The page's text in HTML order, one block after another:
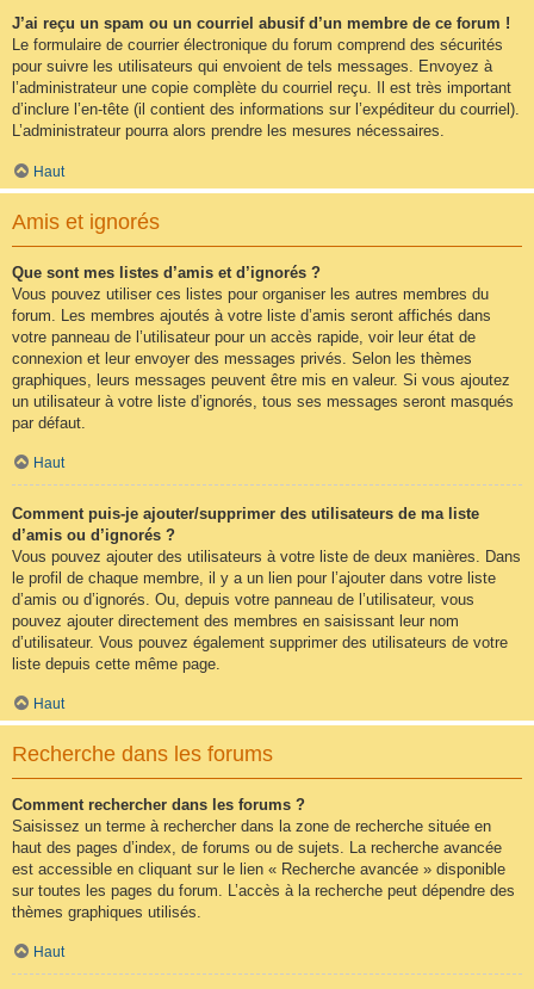
J’ai reçu un spam ou un courriel abusif d’un membre de ce forum !
Le formulaire de courrier électronique du forum comprend des sécurités
pour suivre les utilisateurs qui envoient de tels messages. Envoyez à
l’administrateur une copie complète du courriel reçu. Il est très important
d’inclure l’en-tête (il contient des informations sur l’expéditeur du courriel).
L’administrateur pourra alors prendre les mesures nécessaires.
Haut
Amis et ignorés
Que sont mes listes d’amis et d’ignorés ?
Vous pouvez utiliser ces listes pour organiser les autres membres du
forum. Les membres ajoutés à votre liste d’amis seront affichés dans
votre panneau de l’utilisateur pour un accès rapide, voir leur état de
connexion et leur envoyer des messages privés. Selon les thèmes
graphiques, leurs messages peuvent être mis en valeur. Si vous ajoutez
un utilisateur à votre liste d’ignorés, tous ses messages seront masqués
par défaut.
Haut
Comment puis-je ajouter/supprimer des utilisateurs de ma liste
d’amis ou d’ignorés ?
Vous pouvez ajouter des utilisateurs à votre liste de deux manières. Dans
le profil de chaque membre, il y a un lien pour l’ajouter dans votre liste
d’amis ou d’ignorés. Ou, depuis votre panneau de l’utilisateur, vous
pouvez ajouter directement des membres en saisissant leur nom
d’utilisateur. Vous pouvez également supprimer des utilisateurs de votre
liste depuis cette même page.
Haut
Recherche dans les forums
Comment rechercher dans les forums ?
Saisissez un terme à rechercher dans la zone de recherche située en
haut des pages d’index, de forums ou de sujets. La recherche avancée
est accessible en cliquant sur le lien « Recherche avancée » disponible
sur toutes les pages du forum. L’accès à la recherche peut dépendre des
thèmes graphiques utilisés.
Haut